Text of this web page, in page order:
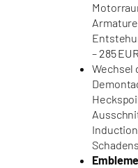
– 285 EUR
Wechsel
Embleme